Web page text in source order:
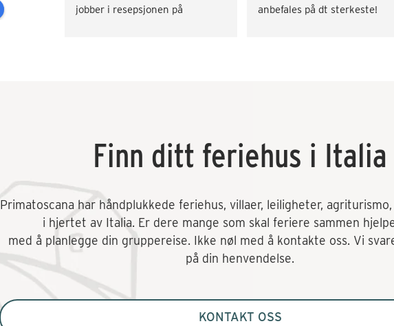
jobber i resepsjonen på
anbefales på dt sterkeste!
Finn ditt feriehus i Italia
Primatoscana har håndplukkede feriehus, villaer, leiligheter,
i hjertet av Italia. Er dere mange som skal feriere sammen
med å planlegge din gruppereise. Ikke nøl med å kontakte oss. Vi
på din henvendelse.
KONTAKT OSS